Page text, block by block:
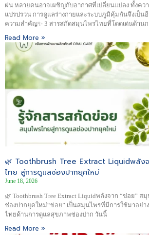
ฝน หลายคนอาจเผชิญกับอากาศที่เปลี่ยนแปลง ทั้งค
แปรปรวน การดูแลร่างกายและระบบภูมิคุ้มกันจึงเป็น
ความสำคัญ✨ 3 สารสกัดสมุนไพรไทยที่โดดเด่นด้าน
Read More »
🌿 Toothbrush Tree Extract Liquidพลัง
ไทย สู่การดูแลช่องปากยุคใหม่
June 18, 2026
🌿 Toothbrush Tree Extract Liquidพลังจาก “ข่อย”
ช่องปากยุคใหม่“ข่อย” เป็นสมุนไพรที่มีการใช้มาอย่
ไทยด้านการดูแลสุขภาพช่องปาก วันนี้
Read More »